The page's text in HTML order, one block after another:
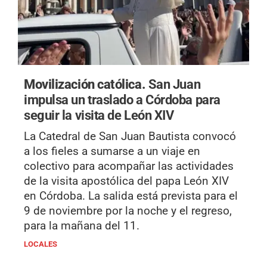
Movilización católica. San Juan
impulsa un traslado a Córdoba para
seguir la visita de León XIV
La Catedral de San Juan Bautista convocó
a los fieles a sumarse a un viaje en
colectivo para acompañar las actividades
de la visita apostólica del papa León XIV
en Córdoba. La salida está prevista para el
9 de noviembre por la noche y el regreso,
para la mañana del 11.
LOCALES